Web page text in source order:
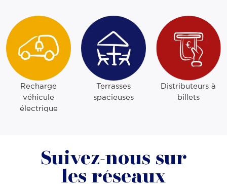
Recharge
véhicule
électrique
Terrasses
spacieuses
Distributeurs à
billets
Suivez-nous sur
les réseaux